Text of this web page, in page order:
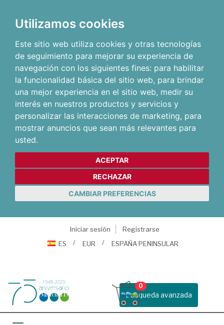
Utilizamos cookies
Este sitio web utiliza cookies y otras tecnologías
de seguimiento para mejorar su experiencia de
navegación con los siguientes fines: para habilitar
la funcionalidad básica del sitio web, para brindar
una mejor experiencia en el sitio web, medir su
interés en nuestros productos y servicios y
personalizar las interacciones de marketing, para
mostrar anuncios que sean más relevantes para
usted.
ACEPTAR
RECHAZAR
CAMBIAR PREFERENCIAS
Iniciar sesión
Registrarse
ES
EUR ESPAÑA PENINSULAR
Busqueda avanzada
0